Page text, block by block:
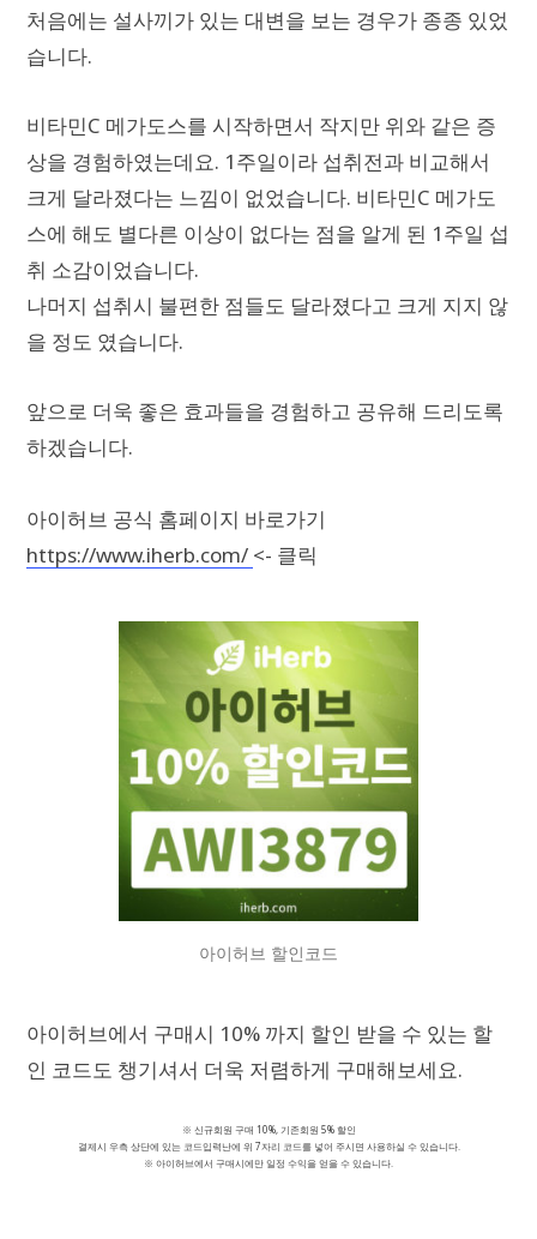
처음에는 설사끼가 있는 대변을 보는 경우가 종종 있었
습니다.
비타민C 메가도스를 시작하면서 작지만 위와 같은 증
상을 경험하였는데요. 1주일이라 섭취전과 비교해서
크게 달라졌다는 느낌이 없었습니다. 비타민C 메가도
스에 해도 별다른 이상이 없다는 점을 알게 된 1주일 섭
취 소감이었습니다.
나머지 섭취시 불편한 점들도 달라졌다고 크게 지지 않
을 정도 였습니다.
앞으로 더욱 좋은 효과들을 경험하고 공유해 드리도록
하겠습니다.
아이허브 공식 홈페이지 바로가기
https://www.iherb.com/ <- 클릭
아이허브 할인코드
아이허브에서 구매시 10% 까지 할인 받을 수 있는 할
인 코드도 챙기셔서 더욱 저렴하게 구매해보세요.
※ 신규회원 구매 10%, 기존회원 5% 할인
결제시 우측 상단에 있는 코드입력난에 위 7자리 코드를 넣어 주시면 사용하실 수 있습니다.
※ 아이허브에서 구매시에만 일정 수익을 얻을 수 있습니다.